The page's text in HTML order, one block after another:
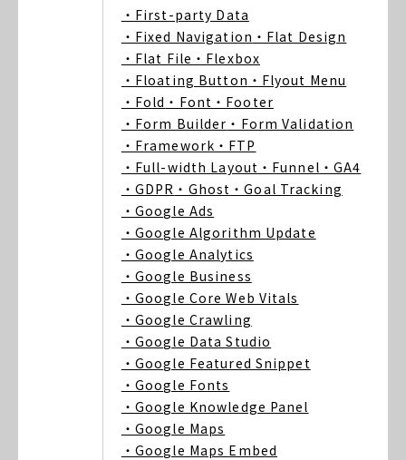
・First-party Data
・Fixed Navigation ・Flat Design
・Flat File ・Flexbox
・Floating Button ・Flyout Menu
・Fold ・Font ・Footer
・Form Builder ・Form Validation
・Framework ・FTP
・Full-width Layout ・Funnel ・GA4
・GDPR ・Ghost ・Goal Tracking
・Google Ads
・Google Algorithm Update
・Google Analytics
・Google Business
・Google Core Web Vitals
・Google Crawling
・Google Data Studio
・Google Featured Snippet
・Google Fonts
・Google Knowledge Panel
・Google Maps
・Google Maps Embed